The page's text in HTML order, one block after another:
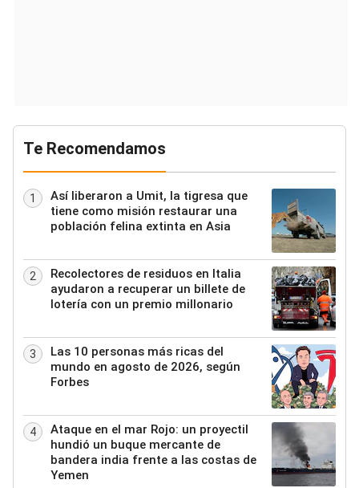
Te Recomendamos
1
Así liberaron a Umit, la tigresa que
tiene como misión restaurar una
población felina extinta en Asia
2
Recolectores de residuos en Italia
ayudaron a recuperar un billete de
lotería con un premio millonario
3
Las 10 personas más ricas del
mundo en agosto de 2026, según
Forbes
4
Ataque en el mar Rojo: un proyectil
hundió un buque mercante de
bandera india frente a las costas de
Yemen